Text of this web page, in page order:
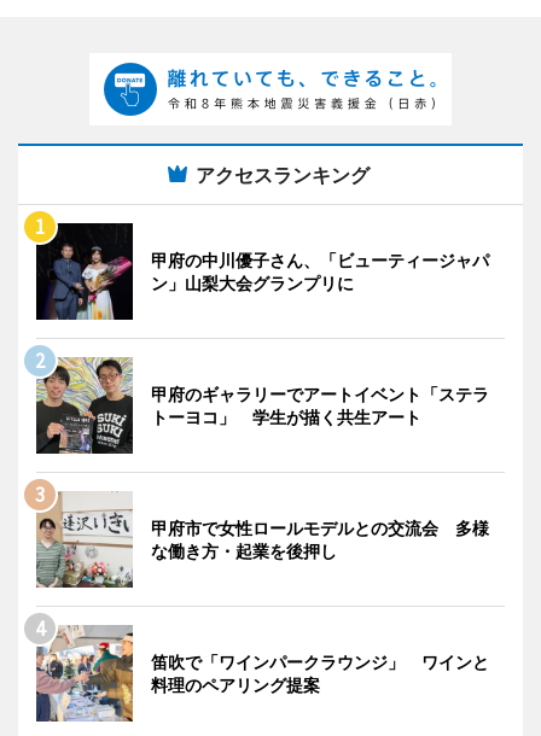
アクセスランキング
甲府の中川優子さん、「ビューティージャパ
ン」山梨大会グランプリに
甲府のギャラリーでアートイベント「ステラ
トーヨコ」 学生が描く共生アート
甲府市で女性ロールモデルとの交流会 多様
な働き方・起業を後押し
笛吹で「ワインパークラウンジ」 ワインと
料理のペアリング提案